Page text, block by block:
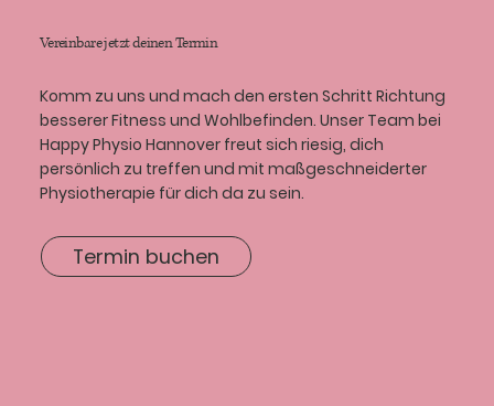
Vereinbare jetzt deinen Termin
Komm zu uns und mach den ersten Schritt Richtung
besserer Fitness und Wohlbefinden. Unser Team bei
Happy Physio Hannover freut sich riesig, dich
persönlich zu treffen und mit maßgeschneiderter
Physiotherapie für dich da zu sein.
Termin buchen